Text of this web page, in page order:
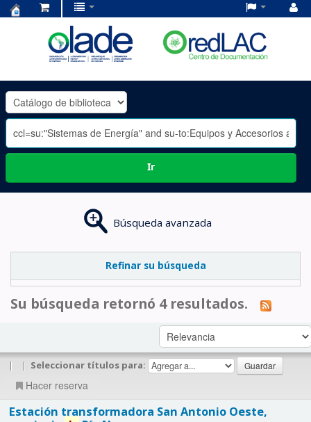
OLADE
-
Ir
Búsqueda avanzada
Refinar su búsqueda
Su búsqueda retornó 4 resultados.
| | Seleccionar títulos para:
Hacer reserva
Estación transformadora San Antonio Oeste,